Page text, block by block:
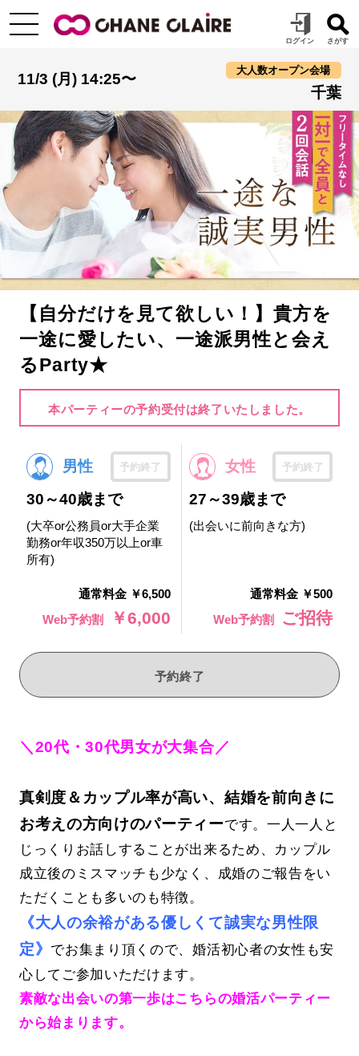
11/3 (月) 14:25〜
大人数オープン会場
千葉
【自分だけを見て欲しい！】貴方を
一途に愛したい、一途派男性と会え
るParty★
本パーティーの予約受付は終了いたしました。
男性 予約終了
30～40歳まで
(大卒or公務員or大手企業
勤務or年収350万以上or車
所有)
通常料金 ￥6,500
Web予約割
￥6,000
女性 予約終了
27～39歳まで
(出会いに前向きな方)
通常料金 ￥500
Web予約割
ご招待
予約終了
＼20代・30代男女が大集合／
真剣度＆カップル率が高い、結婚を前向きに
お考えの方向けのパーティーです。一人一人と
じっくりお話しすることが出来るため、カップル
成立後のミスマッチも少なく、成婚のご報告をい
ただくことも多いのも特徴。
《大人の余裕がある優しくて誠実な男性限
定》 でお集まり頂くので、婚活初心者の女性も安
心してご参加いただけます。
素敵な出会いの第一歩はこちらの婚活パーティー
から始まります。